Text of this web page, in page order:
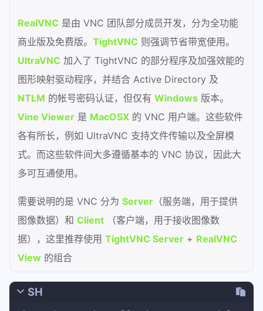
RealVNC 是由 VNC 团队部分成员开发，分为全功能
商业版及免费版。 TightVNC 则强调节省带宽使用。
UltraVNC 加入了 TightVNC 的部分程序及加强效能的
图形映射驱动程序，并结合 Active Directory 及
NTLM 的帐号密码认证，但仅有 Windows版本。
Vine Viewer是 MacOSX的 VNC 用户端。这些软件
各有所长，例如 UltraVNC 支持文件传输以及全屏模
式。而这些软件间大多遵循基本的 VNC 协议，因此大
多可互通使用。
需要说明的是 VNC 分为 Server（服务端，用于提供
图像数据）和 Client（客户端，用于接收图像数
据），这里推荐使用 TightVNC Server+ RealVNC
View 的组合
SH